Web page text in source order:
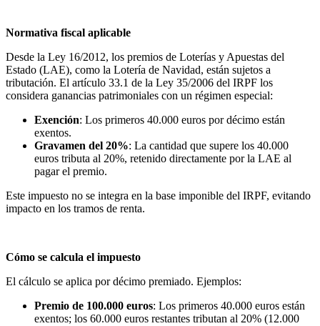
Normativa fiscal aplicable
Desde la Ley 16/2012, los premios de Loterías y Apuestas del
Estado (LAE), como la Lotería de Navidad, están sujetos a
tributación. El artículo 33.1 de la Ley 35/2006 del IRPF los
considera ganancias patrimoniales con un régimen especial:
Exención: Los primeros 40.000 euros por décimo están
exentos.
Gravamen del 20%: La cantidad que supere los 40.000
euros tributa al 20%, retenido directamente por la LAE al
pagar el premio.
Este impuesto no se integra en la base imponible del IRPF, evitando
impacto en los tramos de renta.
Cómo se calcula el impuesto
El cálculo se aplica por décimo premiado. Ejemplos:
Premio de 100.000 euros: Los primeros 40.000 euros están
exentos; los 60.000 euros restantes tributan al 20% (12.000